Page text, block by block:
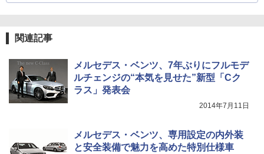
関連記事
メルセデス・ベンツ、7年ぶりにフルモデ
ルチェンジの“本気を見せた”新型「Cク
ラス」発表会
2014年7月11日
メルセデス・ベンツ、専用設定の内外装
と安全装備で魅力を高めた特別仕様車